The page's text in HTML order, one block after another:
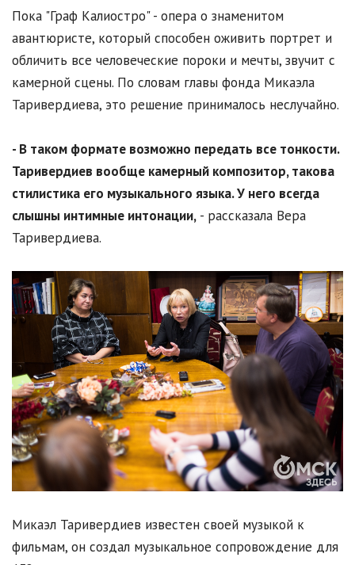
Пока "Граф Калиостро" - опера о знаменитом
авантюристе, который способен оживить портрет и
обличить все человеческие пороки и мечты, звучит с
камерной сцены. По словам главы фонда Микаэла
Таривердиева, это решение принималось неслучайно.
- В таком формате возможно передать все тонкости.
Таривердиев вообще камерный композитор, такова
стилистика его музыкального языка. У него всегда
слышны интимные интонации, - рассказала Вера
Таривердиева.
Микаэл Таривердиев известен своей музыкой к
фильмам, он создал музыкальное сопровождение для